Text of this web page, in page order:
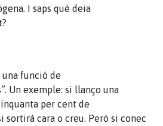
I saps què deia
una funció de
Un exemple: si llanço una
per cent de
sortirà cara o creu. Però si conec